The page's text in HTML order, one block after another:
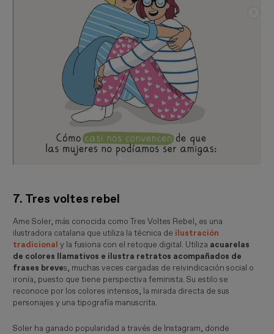
7. Tres voltes rebel
Ame Soler, más conocida como Tres Voltes Rebel, es una
ilustradora catalana que utiliza la técnica de ilustración
tradicional y la fusiona con el retoque digital. Utiliza acuarelas
de colores llamativos e ilustra retratos acompañados de
frases breves, muchas veces cargadas de reivindicación social o
ironía, puesto que tiene perspectiva feminista. Su estilo se
reconoce por los colores intensos, la mirada directa de sus
personajes y una tipografía manuscrita.
Soler ha ganado popularidad a través de Instagram, donde